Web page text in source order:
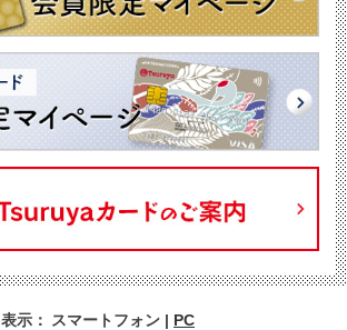
表示： スマートフォン | PC